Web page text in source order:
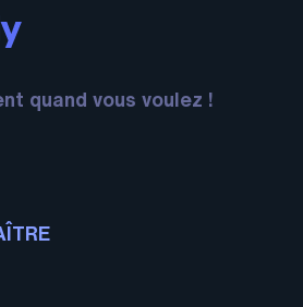
quand vous voulez !